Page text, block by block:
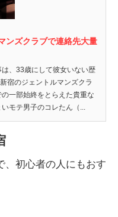
ンズクラブで連絡先大量
、33歳にして彼女いない歴
宿のジェントルマンズクラ
一部始終をとらえた貴重な
モテ男子のコレたん（...
、初心者の人にもおす